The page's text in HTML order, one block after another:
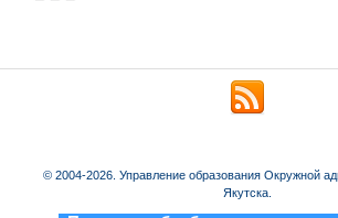
© 2004-2026. Управление образования Окружной
Якутска.